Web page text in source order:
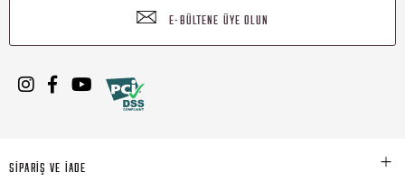
E-BÜLTENE ÜYE OLUN
SİPARİŞ VE İADE